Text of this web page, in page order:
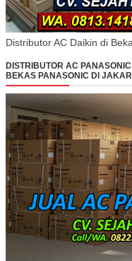
Distributor AC Daikin di
DISTRIBUTOR AC
BEKAS PANASONIC DI